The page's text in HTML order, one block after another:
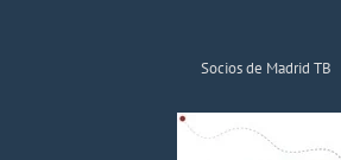
Socios de Madrid TB